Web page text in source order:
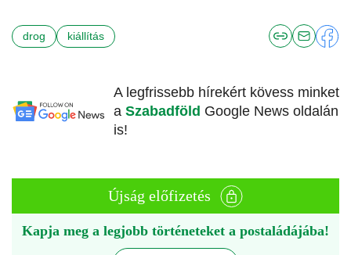
drog kiállítás
A legfrissebb hírekért kövess minket
a Szabadföld Google News oldalán
is!
Újság előfizetés
Kapja meg a legjobb történeteket a postaládájába!